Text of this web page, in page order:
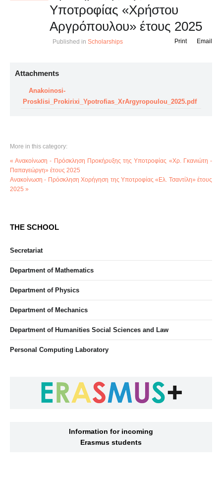
Υποτροφίας «Χρήστου
Αργρόπουλου» έτους 2025
Published in Scholarships Email
Print
Attachments
Anakoinosi-
Prosklisi_Prokirixi_Ypotrofias_XrArgyropoulou_2025.pdf
More in this category:
« Ανακοίνωση - Πρόσκληση Προκήρυξης της Υποτροφίας «Χρ. Γκανιώτη -
Παπαγεώργη» έτους 2025
Ανακοίνωση - Πρόσκληση Χορήγηση της Υποτροφίας «Ελ. Τσαντίλη» έτους
2025 »
THE SCHOOL
Secretariat
Department of Mathematics
Department of Physics
Department of Mechanics
Department of Humanities Social Sciences and Law
Personal Computing Laboratory
Information for incoming
Erasmus students